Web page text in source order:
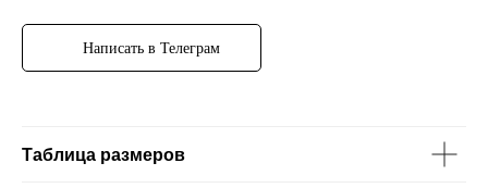
Написать в Телеграм
Таблица размеров